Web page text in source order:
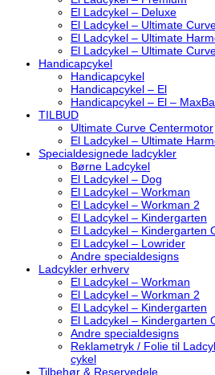
El Ladcykel – Deluxe
El Ladcykel – Ultimate
El Ladcykel – Ultimate
El Ladcykel – Ultimate
Handicapcykel
Handicapcykel
Handicapcykel – El
Handicapcykel – El –
TILBUD
Ultimate Curve Centermotor
El Ladcykel – Ultimate
Specialdesignede ladcykler
Børne Ladcykel
El Ladcykel – Dog
El Ladcykel – Workman
El Ladcykel – Workman 2
El Ladcykel – Kindergarten
El Ladcykel – Kindergarten
El Ladcykel – Lowrider
Andre specialdesigns
Ladcykler erhverv
El Ladcykel – Workman
El Ladcykel – Workman 2
El Ladcykel – Kindergarten
El Ladcykel – Kindergarten
Andre specialdesigns
Reklametryk / Folie til
cykel
Tilbehør & Reservedele